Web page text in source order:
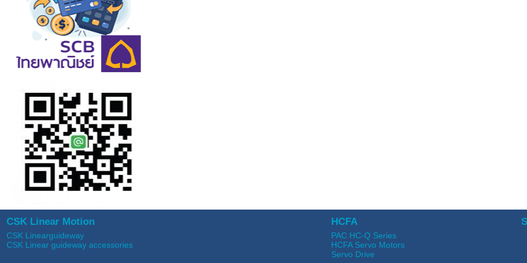
CSK Linear Motion
CSK Linearguideway
CSK Linear guideway accessories
HCFA
PAC HC-Q Series
HCFA Servo Motors
Servo Drive